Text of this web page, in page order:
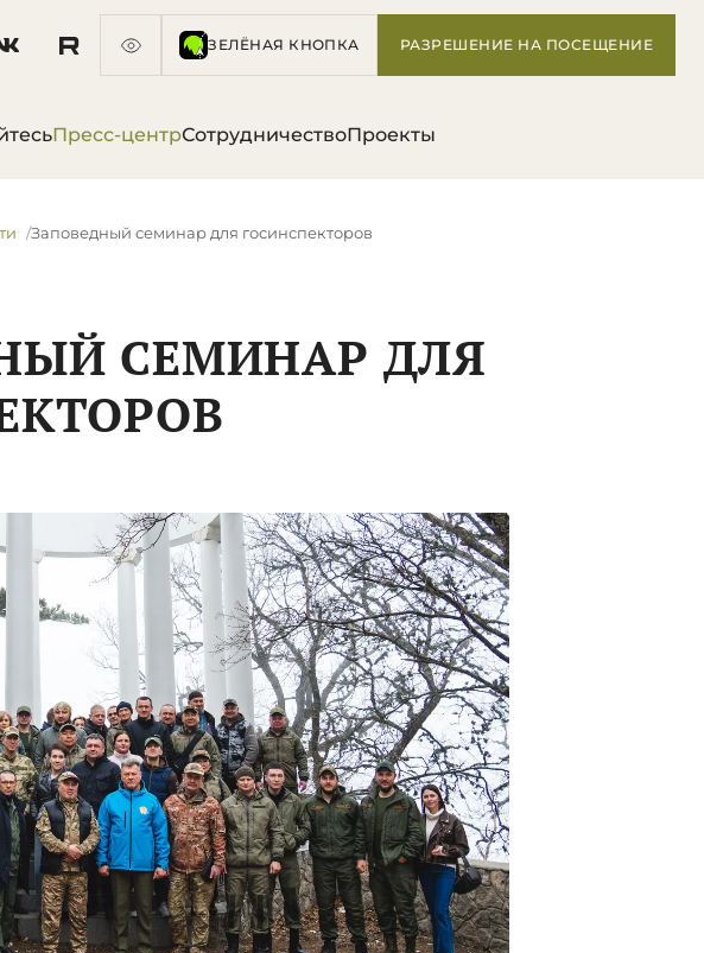
ЗЕЛЁНАЯ КНОПКА РАЗРЕШЕНИЕ НА ПОСЕЩЕНИЕ
Пресс-центрСотрудничествоПроекты
​Заповедный семинар для госинспекторов
СЕМИНАР ДЛЯ